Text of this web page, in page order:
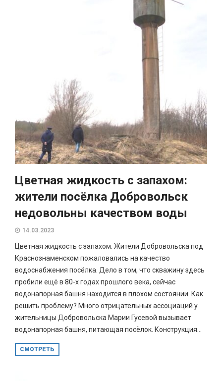
Цветная жидкость с запахом:
жители посёлка Добровольск
недовольны качеством воды
14.03.2023
Цветная жидкость с запахом. Жители Добровольска под
Краснознаменском пожаловались на качество
водоснабжения посёлка. Дело в том, что скважину здесь
пробили ещё в 80-х годах прошлого века, сейчас
водонапорная башня находится в плохом состоянии. Как
решить проблему? Много отрицательных ассоциаций у
жительницы Добровольска Марии Гусевой вызывает
водонапорная башня, питающая посёлок. Конструкция...
СМОТРЕТЬ